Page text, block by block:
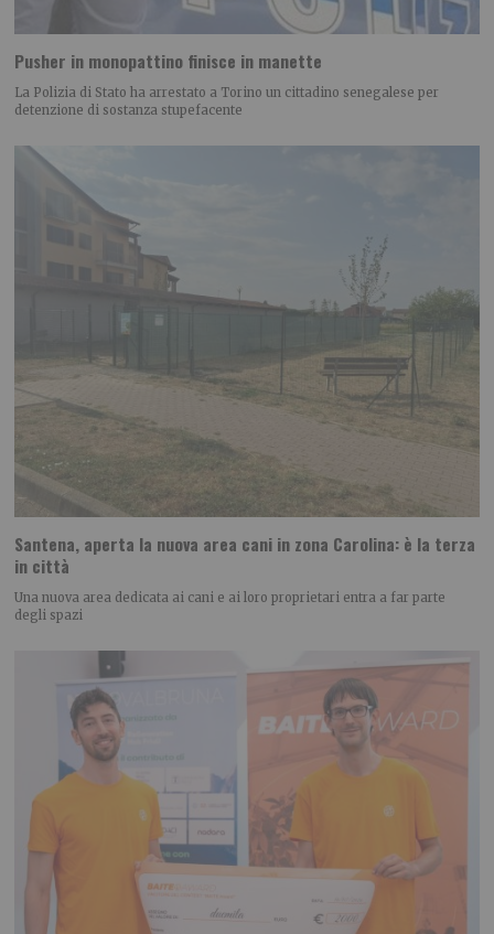
Pusher in monopattino finisce in manette
La Polizia di Stato ha arrestato a Torino un cittadino senegalese per
detenzione di sostanza stupefacente
Santena, aperta la nuova area cani in zona Carolina: è la terza
in città
Una nuova area dedicata ai cani e ai loro proprietari entra a far parte
degli spazi